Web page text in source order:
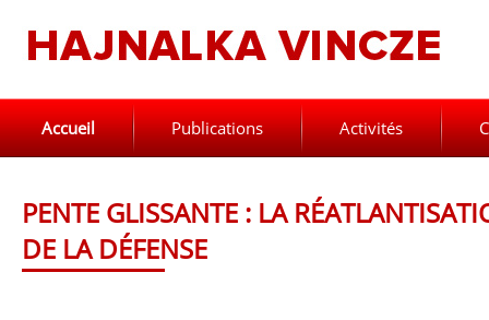
Accueil Publications Activités
PENTE GLISSANTE : LA
DE LA DÉFENSE